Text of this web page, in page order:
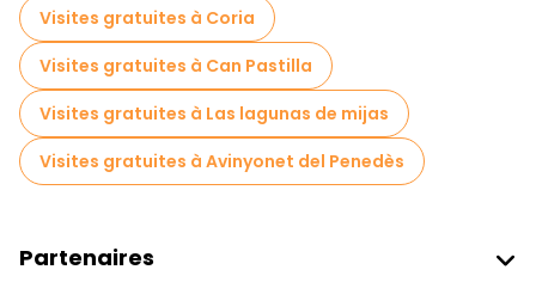
Visites gratuites à Coria
Visites gratuites à Can Pastilla
Visites gratuites à Las lagunas de mijas
Visites gratuites à Avinyonet del Penedès
Partenaires